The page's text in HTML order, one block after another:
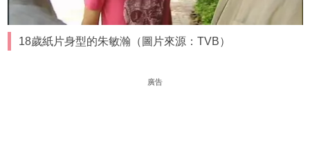
18歲紙片身型的朱敏瀚（圖片來源：TVB）
廣告